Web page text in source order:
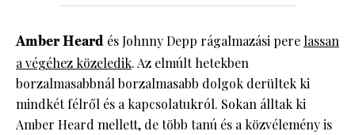
Amber Heard és Johnny Depp rágalmazási pere lassan
a végéhez közeledik. Az elmúlt hetekben
borzalmasabbnál borzalmasabb dolgok derültek ki
mindkét félről és a kapcsolatukról. Sokan álltak ki
Amber Heard mellett, de több tanú és a közvélemény is